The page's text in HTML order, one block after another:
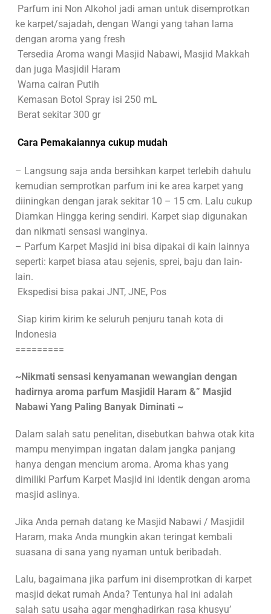
Parfum ini Non Alkohol jadi aman untuk disemprotkan
ke karpet/sajadah, dengan Wangi yang tahan lama
dengan aroma yang fresh
Tersedia Aroma wangi Masjid Nabawi, Masjid Makkah
dan juga Masjidil Haram
Warna cairan Putih
Kemasan Botol Spray isi 250 mL
Berat sekitar 300 gr
Cara Pemakaiannya cukup mudah
– Langsung saja anda bersihkan karpet terlebih dahulu
kemudian semprotkan parfum ini ke area karpet yang
diiningkan dengan jarak sekitar 10 – 15 cm. Lalu cukup
Diamkan Hingga kering sendiri. Karpet siap digunakan
dan nikmati sensasi wanginya.
– Parfum Karpet Masjid ini bisa dipakai di kain lainnya
seperti: karpet biasa atau sejenis, sprei, baju dan lain-
lain.
Ekspedisi bisa pakai JNT, JNE, Pos
Siap kirim kirim ke seluruh penjuru tanah kota di
Indonesia
=========
~Nikmati sensasi kenyamanan wewangian dengan
hadirnya aroma parfum Masjidil Haram &” Masjid
Nabawi Yang Paling Banyak Diminati ~
Dalam salah satu penelitan, disebutkan bahwa otak kita
mampu menyimpan ingatan dalam jangka panjang
hanya dengan mencium aroma. Aroma khas yang
dimiliki Parfum Karpet Masjid ini identik dengan aroma
masjid aslinya.
Jika Anda pernah datang ke Masjid Nabawi / Masjidil
Haram, maka Anda mungkin akan teringat kembali
suasana di sana yang nyaman untuk beribadah.
Lalu, bagaimana jika parfum ini disemprotkan di karpet
masjid dekat rumah Anda? Tentunya hal ini adalah
salah satu usaha agar menghadirkan rasa khusyu’